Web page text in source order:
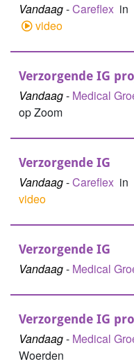
Vandaag-Careflex in
video
Verzorgende IG
Vandaag- Medical
op Zoom
Verzorgende IG
Vandaag-Careflex in
video
Verzorgende IG
Vandaag- Medical
Verzorgende IG
Vandaag- Medical
Woerden